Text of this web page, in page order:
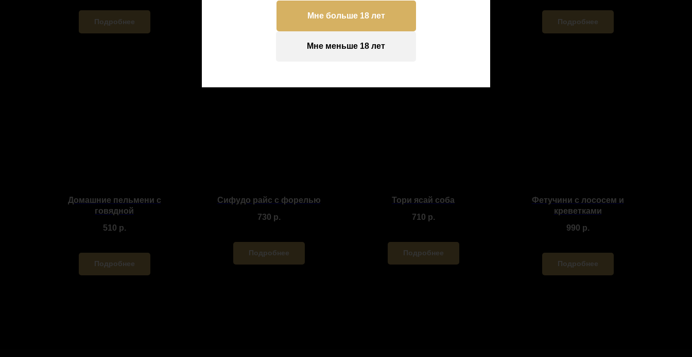
Мне больше 18 лет
Мне меньше 18 лет
Подробнее Подробнее
Домашние пельмени с
говядной
510 р.
Подробнее
Сифудо райс с форелью
730 р.
Подробнее
Тори ясай соба
710 р.
Подробнее
Фетучини с лососем и
креветками
990 р.
Подробнее